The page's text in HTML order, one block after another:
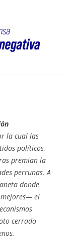
la cual las
políticos,
premian la
perrunas. A
donde
mejores— el
cerrado